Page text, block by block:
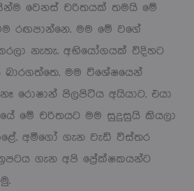
වෙනස් චරිතයක් තමයි මේ
රඟපාන්නෙ. මම මේ වගේ
නැහැ. අභියෝගයක් විදිහට
මම විශේෂයෙන්
රොෂාන් පිලපිටිය අයියාට. එයා
මේ චරිතයට මම සුදුසුයි කියලා
අමීගෝ ගැන වැඩි විස්තර
ගැන අපි ප්‍රේක්ෂකයන්ට